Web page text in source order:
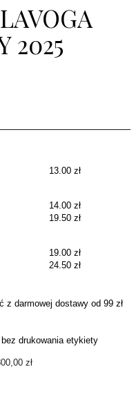
2025
13.00 zł
14.00 zł
19.50 zł
19.00 zł
24.50 zł
darmowej dostawy od 99 zł
drukowania etykiety
zł